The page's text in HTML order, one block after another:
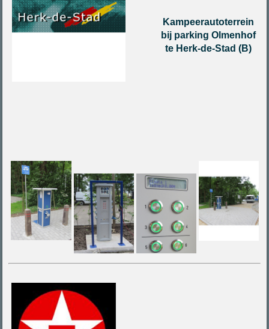
Kampeerautoterrein
bij parking Olmenhof
te Herk-de-Stad (B)